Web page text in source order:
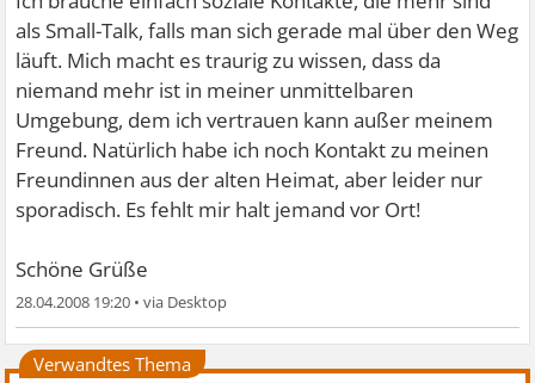
als Small-Talk, falls man sich gerade mal über den Weg
läuft. Mich macht es traurig zu wissen, dass da
niemand mehr ist in meiner unmittelbaren
Umgebung, dem ich vertrauen kann außer meinem
Freund. Natürlich habe ich noch Kontakt zu meinen
Freundinnen aus der alten Heimat, aber leider nur
sporadisch. Es fehlt mir halt jemand vor Ort!
Schöne Grüße
28.04.2008 19:20 •
Verwandtes Thema